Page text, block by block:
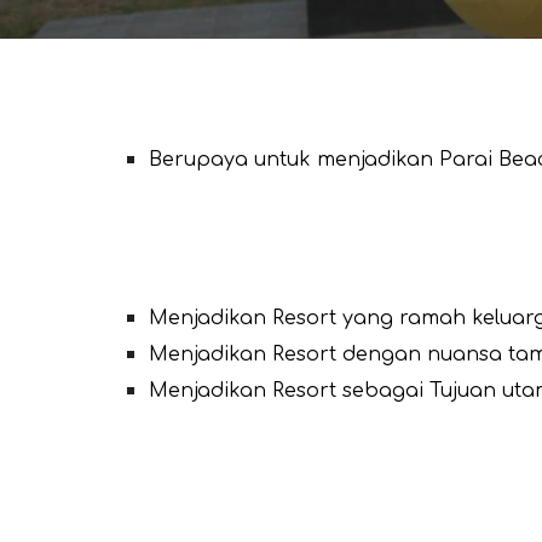
Berupaya untuk menjadikan Parai
Menjadikan Resort yang ramah
Menjadikan Resort dengan nuansa
Menjadikan Resort sebagai Tujuan